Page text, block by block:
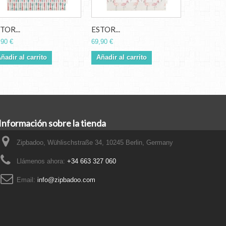
€
al carrito
ESTOR...
69,90 €
Añadir al carrito
sobre la tienda
Zipbadoo, Wühlischstraße 34, 10245 Berlin, Germany
Llámenos ahora: +34 663 327 060
Email: info@zipbadoo.com